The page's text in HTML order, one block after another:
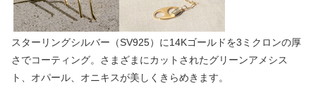
スターリングシルバー（SV925）に14Kゴールドを3ミクロンの厚
さでコーティング。さまざまにカットされたグリーンアメシス
ト、オパール、オニキスが美しくきらめきます。